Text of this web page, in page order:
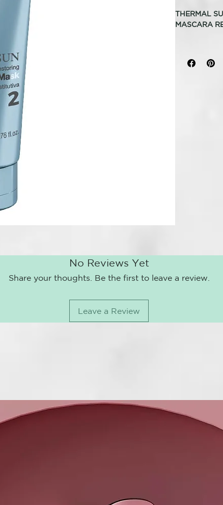
THERMAL
MASCARA
un día de
enjuagar
No Reviews Yet
Share your thoughts. Be the first to leave a review.
Leave a Review